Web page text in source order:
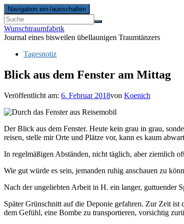
Navigation ein-/ausschalten
Wunschtraumfabrik
Journal eines bisweilen übellaunigen Traumtänzers
Tagesnotiz
Blick aus dem Fenster am Mittag
Veröffentlicht am: 6. Februar 2018von Koenich
Der Blick aus dem Fenster. Heute kein grau in grau,
reisen, stelle mir Orte und Plätze vor, kann es kaum
In regelmäßigen Abständen, nicht täglich, aber ziemlich
Wie gut würde es sein, jemanden ruhig anschauen zu
Nach der ungeliebten Arbeit in H. ein langer, guttuender
Später Grünschnitt auf die Deponie gefahren. Zur Zeit
dem Gefühl, eine Bombe zu transportieren, vorsichtig